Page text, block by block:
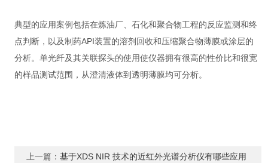
典型的应用案例包括在炼油厂、石化和聚合物工程的反应监测和终
点判断，以及制药API装置的溶剂回收和压缩聚合物薄膜或涂层的
分析。单光纤及其关联探头的使用使仪器拥有很高的性价比和很宽
的样品测试范围，从澄清液体到透明薄膜均可分析。
上一篇： 基于XDS NIR 技术的近红外光谱分析仪有哪些应用